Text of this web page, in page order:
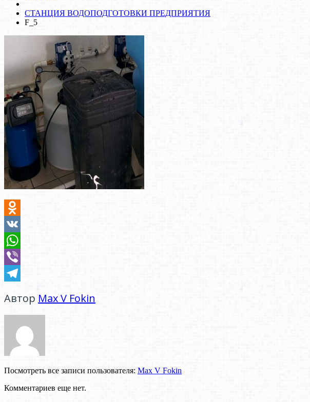
СТАНЦИЯ ВОДОПОДГОТОВКИ ПРЕДПРИЯТИЯ
F_5
Odnoklassniki
VK
WhatsApp
Viber
Автор Мах V Fokin
Посмотреть все записи пользователя: Мах V Fokin
Комментариев еще нет.